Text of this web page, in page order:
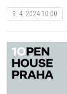
9. 4. 2024 10:00